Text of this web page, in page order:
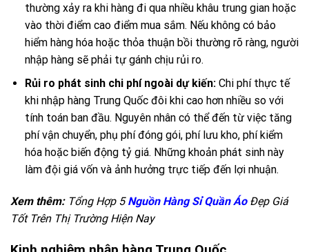
thường xảy ra khi hàng đi qua nhiều khâu trung gian hoặc
vào thời điểm cao điểm mua sắm. Nếu không có bảo
hiểm hàng hóa hoặc thỏa thuận bồi thường rõ ràng, người
nhập hàng sẽ phải tự gánh chịu rủi ro.
Rủi ro phát sinh chi phí ngoài dự kiến:Chi phí thực tế
khi nhập hàng Trung Quốc đôi khi cao hơn nhiều so với
tính toán ban đầu. Nguyên nhân có thể đến từ việc tăng
phí vận chuyển, phụ phí đóng gói, phí lưu kho, phí kiểm
hóa hoặc biến động tỷ giá. Những khoản phát sinh này
làm đội giá vốn và ảnh hưởng trực tiếp đến lợi nhuận.
Xem thêm: Tổng Hợp 5 Nguồn Hàng Sỉ Quần Áo Đẹp Giá
Tốt Trên Thị Trường Hiện Nay